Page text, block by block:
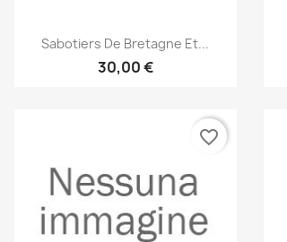
Anteprima
Sabotiers De Bretagne Et...
30,00 €
favorite_border